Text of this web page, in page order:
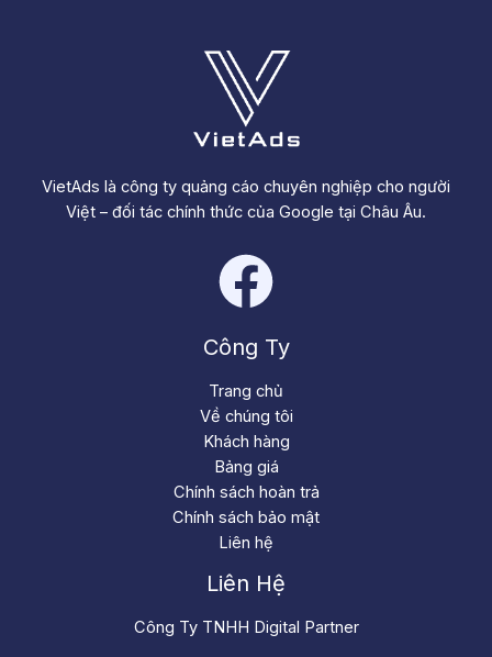
VietAds là công ty quảng cáo chuyên nghiệp cho người
Việt – đối tác chính thức của Google tại Châu Âu.
Công Ty
Trang chủ
Về chúng tôi
Khách hàng
Bảng giá
Chính sách hoàn trả
Chính sách bảo mật
Liên hệ
Liên Hệ
Công Ty TNHH Digital Partner